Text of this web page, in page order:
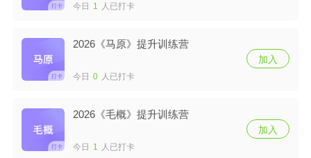
今日 1 人已打卡
2026《马原》提升训练营
今日 0 人已打卡
加入
2026《毛概》提升训练营
今日 1 人已打卡
加入